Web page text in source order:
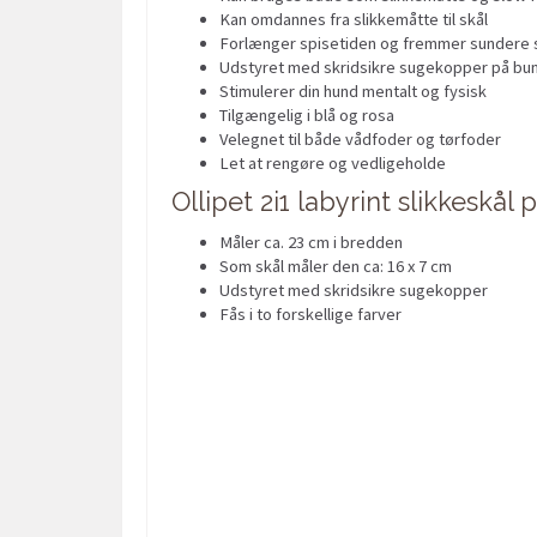
Kan omdannes fra slikkemåtte til skål
Forlænger spisetiden og fremmer sundere
Udstyret med skridsikre sugekopper på
Stimulerer din hund mentalt og fysisk
Tilgængelig i blå og rosa
Velegnet til både vådfoder og tørfoder
Let at rengøre og vedligeholde
Ollipet 2i1 labyrint slikkeskål
Måler ca. 23 cm i bredden
Som skål måler den ca: 16 x 7 cm
Udstyret med skridsikre sugekopper
Fås i to forskellige farver